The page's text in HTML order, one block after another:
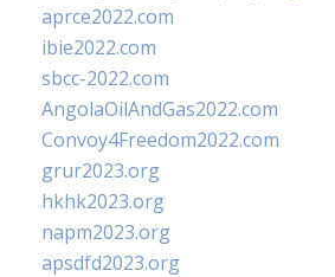
aprce2022.com
ibie2022.com
sbcc-2022.com
AngolaOilAndGas2022.com
Convoy4Freedom2022.com
grur2023.org
hkhk2023.org
napm2023.org
apsdfd2023.org